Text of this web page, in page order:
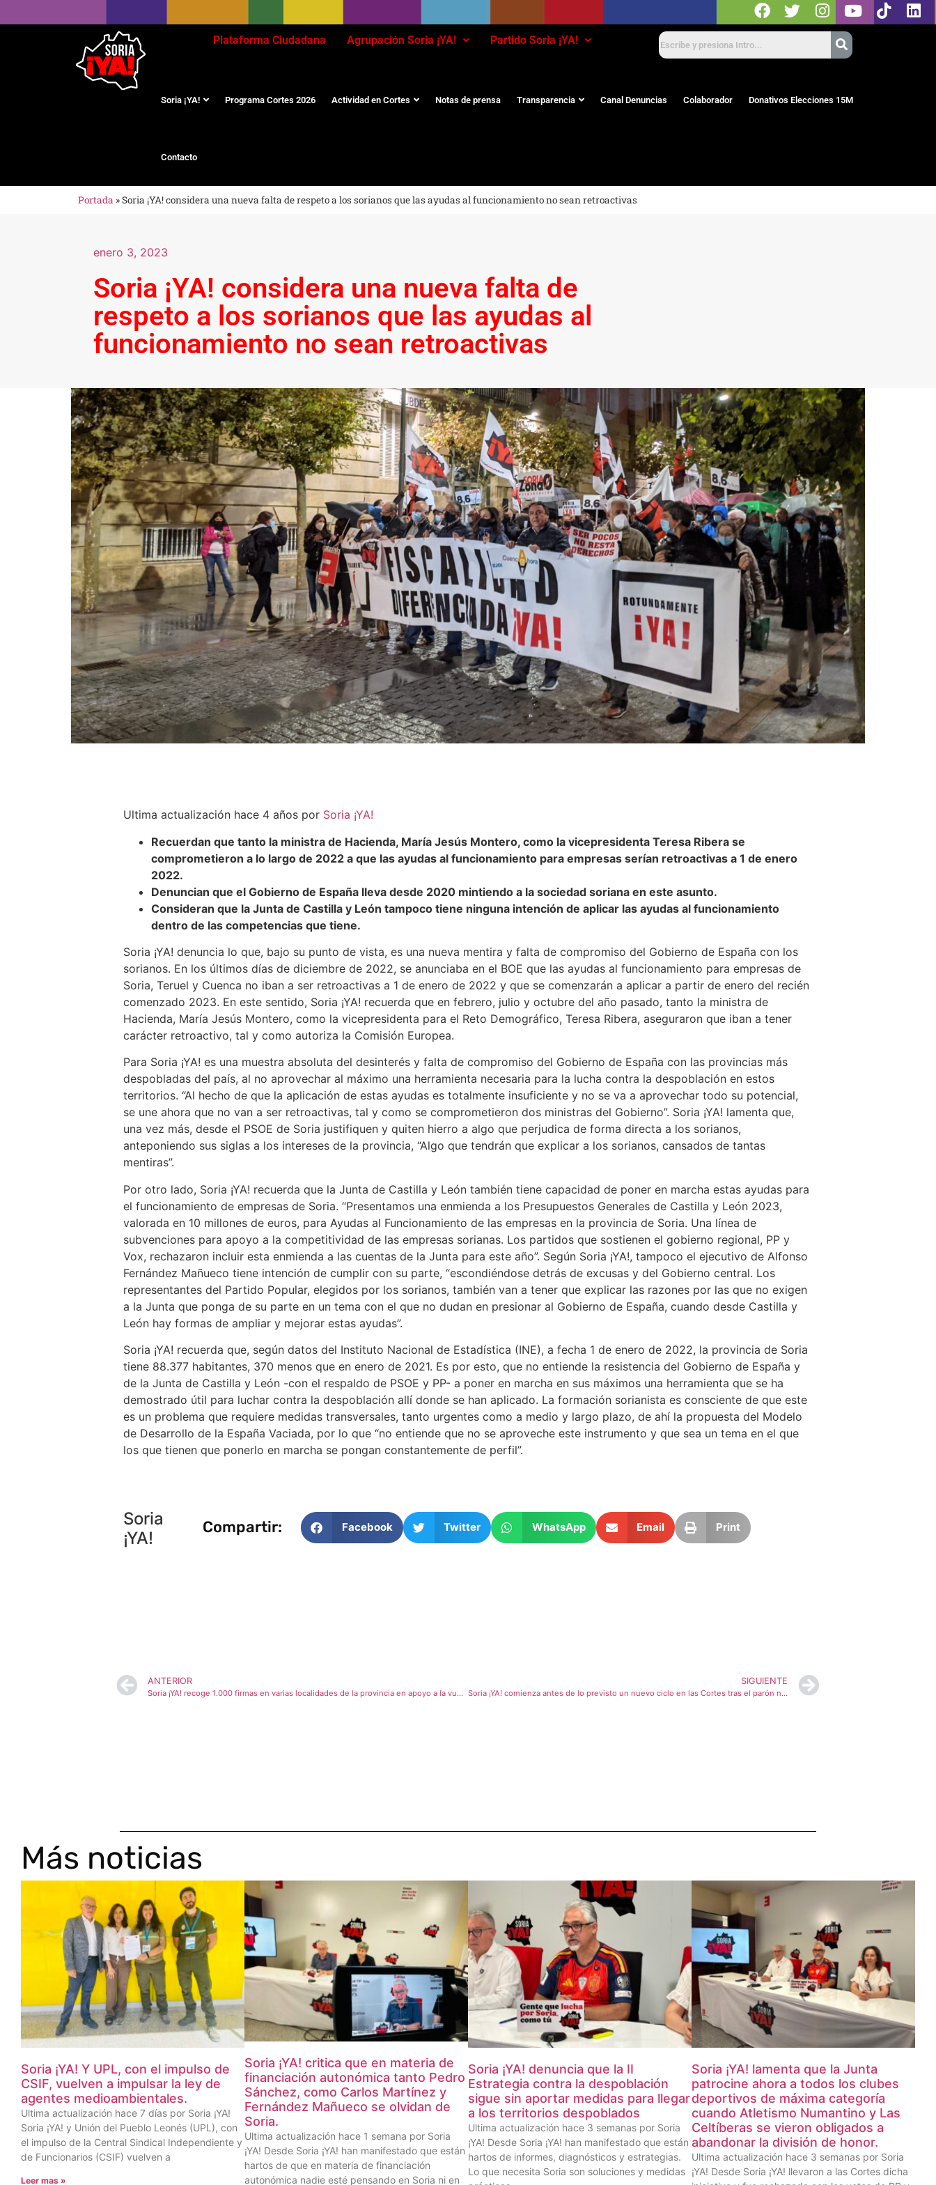
Plataforma Ciudadana Agrupación Soria ¡YA! Partido Soria ¡YA!
Soria ¡YA! Programa Cortes 2026 Actividad en Cortes Notas de prensa Transparencia Canal Denuncias Colaborador Donativos Elecciones 15M
Contacto
Portada »Soria ¡YA! considera una nueva falta de respeto a los sorianos que las ayudas al funcionamiento no sean retroactivas
enero 3, 2023
Soria ¡YA! considera una nueva falta de
respeto a los sorianos que las ayudas al
funcionamiento no sean retroactivas
Ultima actualización hace 4 años por Soria ¡YA!
Recuerdan que tanto la ministra de Hacienda, María Jesús Montero, como la vicepresidenta Teresa Ribera se
comprometieron a lo largo de 2022 a que las ayudas al funcionamiento para empresas serían retroactivas a 1 de enero
2022.
Denuncian que el Gobierno de España lleva desde 2020 mintiendo a la sociedad soriana en este asunto.
Consideran que la Junta de Castilla y León tampoco tiene ninguna intención de aplicar las ayudas al funcionamiento
dentro de las competencias que tiene.
Soria ¡YA! denuncia lo que, bajo su punto de vista, es una nueva mentira y falta de compromiso del Gobierno de España con los
sorianos. En los últimos días de diciembre de 2022, se anunciaba en el BOE que las ayudas al funcionamiento para empresas de
Soria, Teruel y Cuenca no iban a ser retroactivas a 1 de enero de 2022 y que se comenzarán a aplicar a partir de enero del recién
comenzado 2023. En este sentido, Soria ¡YA! recuerda que en febrero, julio y octubre del año pasado, tanto la ministra de
Hacienda, María Jesús Montero, como la vicepresidenta para el Reto Demográfico, Teresa Ribera, aseguraron que iban a tener
carácter retroactivo, tal y como autoriza la Comisión Europea.
Para Soria ¡YA! es una muestra absoluta del desinterés y falta de compromiso del Gobierno de España con las provincias más
despobladas del país, al no aprovechar al máximo una herramienta necesaria para la lucha contra la despoblación en estos
territorios. “Al hecho de que la aplicación de estas ayudas es totalmente insuficiente y no se va a aprovechar todo su potencial,
se une ahora que no van a ser retroactivas, tal y como se comprometieron dos ministras del Gobierno”. Soria ¡YA! lamenta que,
una vez más, desde el PSOE de Soria justifiquen y quiten hierro a algo que perjudica de forma directa a los sorianos,
anteponiendo sus siglas a los intereses de la provincia, “Algo que tendrán que explicar a los sorianos, cansados de tantas
mentiras”.
Por otro lado, Soria ¡YA! recuerda que la Junta de Castilla y León también tiene capacidad de poner en marcha estas ayudas para
el funcionamiento de empresas de Soria. “Presentamos una enmienda a los Presupuestos Generales de Castilla y León 2023,
valorada en 10 millones de euros, para Ayudas al Funcionamiento de las empresas en la provincia de Soria. Una línea de
subvenciones para apoyo a la competitividad de las empresas sorianas. Los partidos que sostienen el gobierno regional, PP y
Vox, rechazaron incluir esta enmienda a las cuentas de la Junta para este año”. Según Soria ¡YA!, tampoco el ejecutivo de Alfonso
Fernández Mañueco tiene intención de cumplir con su parte, “escondiéndose detrás de excusas y del Gobierno central. Los
representantes del Partido Popular, elegidos por los sorianos, también van a tener que explicar las razones por las que no exigen
a la Junta que ponga de su parte en un tema con el que no dudan en presionar al Gobierno de España, cuando desde Castilla y
León hay formas de ampliar y mejorar estas ayudas”.
Soria ¡YA! recuerda que, según datos del Instituto Nacional de Estadística (INE), a fecha 1 de enero de 2022, la provincia de Soria
tiene 88.377 habitantes, 370 menos que en enero de 2021. Es por esto, que no entiende la resistencia del Gobierno de España y
de la Junta de Castilla y León -con el respaldo de PSOE y PP- a poner en marcha en sus máximos una herramienta que se ha
demostrado útil para luchar contra la despoblación allí donde se han aplicado. La formación sorianista es consciente de que este
es un problema que requiere medidas transversales, tanto urgentes como a medio y largo plazo, de ahí la propuesta del Modelo
de Desarrollo de la España Vaciada, por lo que “no entiende que no se aproveche este instrumento y que sea un tema en el que
los que tienen que ponerlo en marcha se pongan constantemente de perfil”.
Soria
¡YA!
Compartir: Facebook Twitter WhatsApp Email Print
ANTERIOR
Soria ¡YA! recoge 1.000 firmas en varias localidades de la provincia en apoyo a la vuelta de los estudios de medicina
SIGUIENTE
Soria ¡YA! comienza antes de lo previsto un nuevo ciclo en las Cortes tras el parón navideño
Más noticias
Soria ¡YA! Y UPL, con el impulso de
CSIF, vuelven a impulsar la ley de
agentes medioambientales.
Ultima actualización hace 7 días por Soria ¡YA!
Soria ¡YA! y Unión del Pueblo Leonés (UPL), con
el impulso de la Central Sindical Independiente y
de Funcionarios (CSIF) vuelven a
Leer mas »
Soria ¡YA! critica que en materia de
financiación autonómica tanto Pedro
Sánchez, como Carlos Martínez y
Fernández Mañueco se olvidan de
Soria.
Ultima actualización hace 1 semana por Soria
¡YA! Desde Soria ¡YA! han manifestado que están
hartos de que en materia de financiación
autonómica nadie esté pensando en Soria ni en
Soria ¡YA! denuncia que la II
Estrategia contra la despoblación
sigue sin aportar medidas para llegar
a los territorios despoblados
Ultima actualización hace 3 semanas por Soria
¡YA! Desde Soria ¡YA! han manifestado que están
hartos de informes, diagnósticos y estrategias.
Lo que necesita Soria son soluciones y medidas
Soria ¡YA! lamenta que la Junta
patrocine ahora a todos los clubes
deportivos de máxima categoría
cuando Atletismo Numantino y Las
Celtíberas se vieron obligados a
abandonar la división de honor.
Ultima actualización hace 3 semanas por Soria
¡YA! Desde Soria ¡YA! llevaron a las Cortes dicha